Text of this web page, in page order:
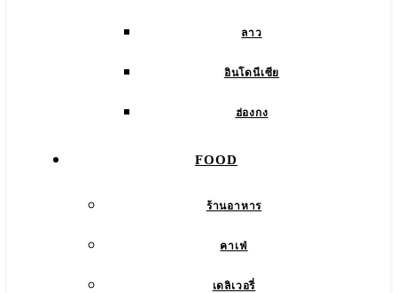
ลาว
อินโดนีเซีย
ฮ่องกง
FOOD
ร้านอาหาร
คาเฟ่
เดลิเวอรี่